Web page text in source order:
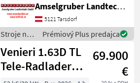
MADE IN AUSTRIA! Liebherr
L 504 Compact NEU mit
Agrarpaket & Top
Ausstattung zum
Aktionspreis.
Amselgruber Landtechnik GmbH
5121 Tarsdorf
Stroje na
stavbu /
Liebherr
Prémiový Plus predajca
Venieri 1.63D TL
Tele-Radlader
69.900
€